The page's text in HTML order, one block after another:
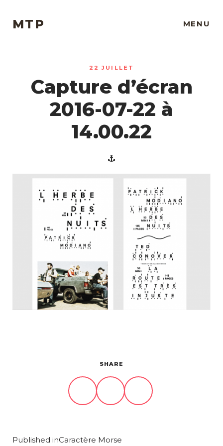
MTP MENU
Projets
À propos
Contact
22 JUILLET
Capture d’écran
2016-07-22 à
14.00.22
SHARE
Published inCaractère Morse